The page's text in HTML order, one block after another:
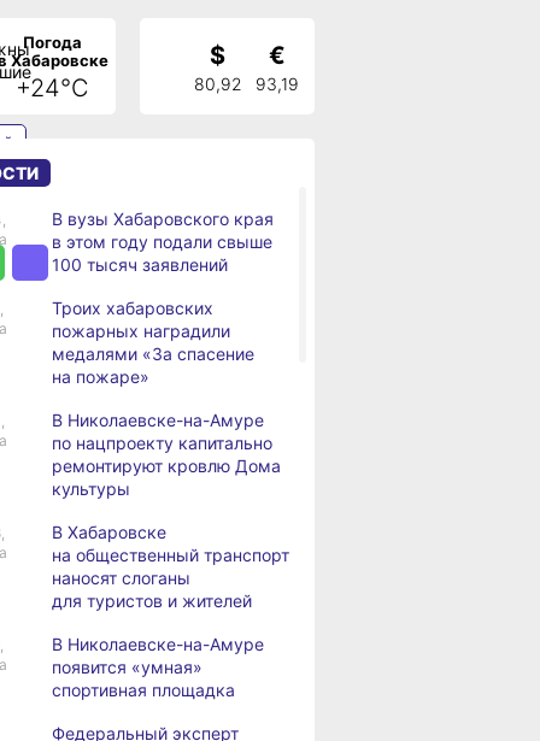
Погода
Хабаровске
+24°C
$
80,92
€
93,19
В вузы Хабаровского края
в этом году подали свыше
100 тысяч заявлений
Троих хабаровских
пожарных наградили
медалями «За спасение
на пожаре»
В Николаевске-на-Амуре
по нацпроекту капитально
ремонтируют кровлю Дома
культуры
В Хабаровске
на общественный транспорт
наносят слоганы
для туристов и жителей
В Николаевске-на-Амуре
появится «умная»
спортивная площадка
Федеральный эксперт